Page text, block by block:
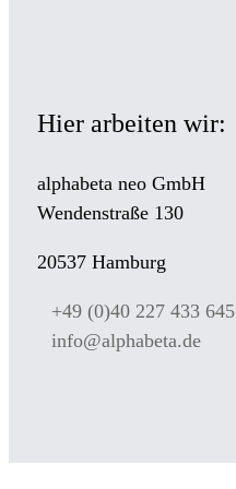
Hier arbeiten wir:
alphabeta neo GmbH
Wendenstraße 130
20537 Hamburg
+49 (0)40 227 433 645
info@alphabeta.de